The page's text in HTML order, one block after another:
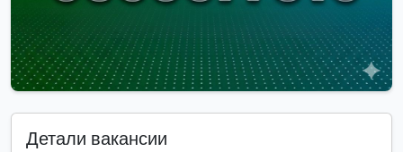
Детали вакансии